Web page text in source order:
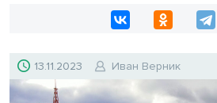
13.11.2023 Иван Верник